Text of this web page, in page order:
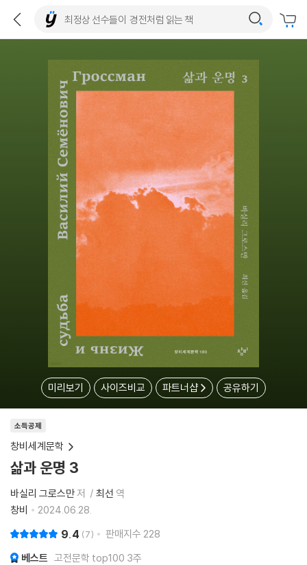
미리보기 사이즈비교 파트너샵 공유하기
소득공제
창비세계문학
삶과 운명 3
바실리 그로스만저 최선 역
창비
2024.06.28.
9.4 7 판매지수 228
베스트 고전문학 top100 3주